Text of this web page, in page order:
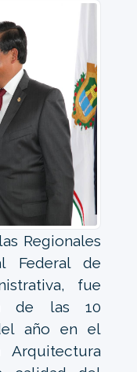
Regionales
Federal de
fue
de las 10
año en el